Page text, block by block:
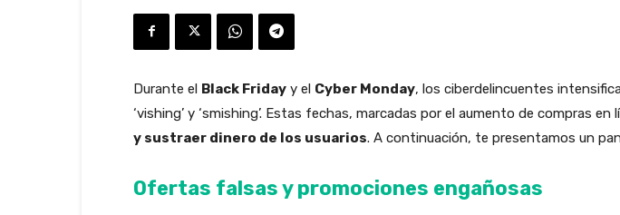
Durante el Black Friday y el Cyber Monday, los ciberdelincuentes
‘vishing’ y ‘smishing’. Estas fechas, marcadas por el aumento de compras
y sustraer dinero de los usuarios. A continuación, te presentamos un
Ofertas falsas y promociones engañosas